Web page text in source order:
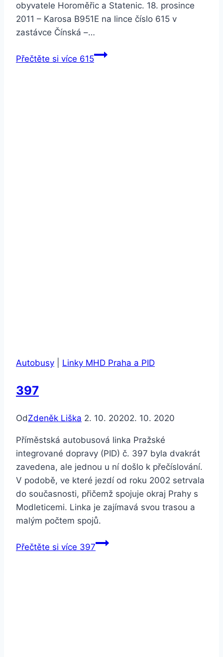
obyvatele Horoměřic a Statenic. 18. prosince
2011 – Karosa B951E na lince číslo 615 v
zastávce Čínská –…
Přečtěte si více 615
Autobusy Linky MHD Praha a PID
397
OdZdeněk Liška 2. 10. 20202. 10. 2020
Příměstská autobusová linka Pražské
integrované dopravy (PID) č. 397 byla dvakrát
zavedena, ale jednou u ní došlo k přečíslování.
V podobě, ve které jezdí od roku 2002 setrvala
do současnosti, přičemž spojuje okraj Prahy s
Modleticemi. Linka je zajímavá svou trasou a
malým počtem spojů.
Přečtěte si více 397